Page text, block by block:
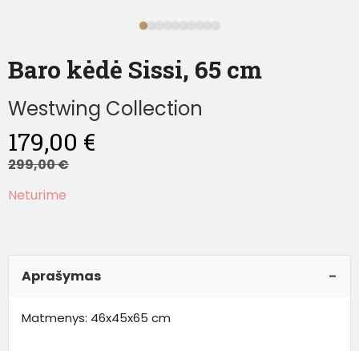
Baro kėdė Sissi, 65 cm
Westwing Collection
179,00 €
299,00€
Neturime
Aprašymas
Matmenys: 46x45x65 cm